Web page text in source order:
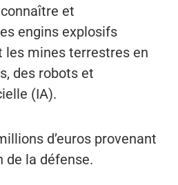
et
engins explosifs
les mines terrestres en
des robots et
(IA).
d’euros provenant
de la défense.